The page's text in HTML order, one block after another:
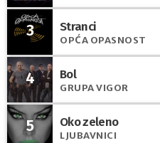
3 Stranci
OPĆA OPASNOST
4 Bol
GRUPA VIGOR
5 Oko zeleno
LJUBAVNICI